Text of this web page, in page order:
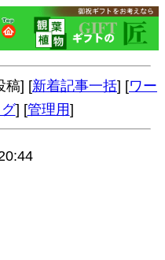
稿] [新着記事一括] [ワー
] [管理用]